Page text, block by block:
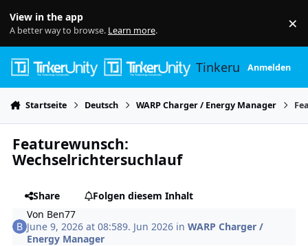
View in the app
A better way to browse. Learn more. ×
TinkerunityAnmelden
Startseite Deutsch WARP Charger / Energy Manager
Featurewunsch:
Wechselrichtersuchlauf
Share
Folgen diesem Inhalt
Von Ben77
June 9, 2026 at 08:589. Jun 2026 inWARP Charger /
Energy Manager